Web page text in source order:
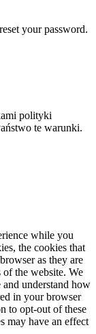
your password.
polityki
te warunki.
while you
the cookies that
as they are
the website. We
understand how
in your browser
to opt-out of these
may have an effect